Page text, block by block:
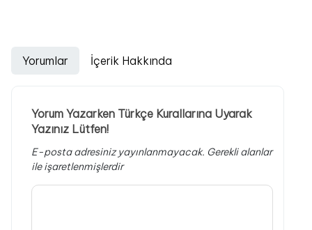
Yorumlar İçerik Hakkında
Yorum Yazarken Türkçe Kurallarına Uyarak
Yazınız Lütfen!
E-posta adresiniz yayınlanmayacak. Gerekli alanlar
ile işaretlenmişlerdir